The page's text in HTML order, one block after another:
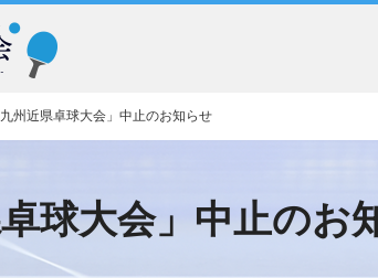
九州近県卓球大会」中止のお知らせ
卓球大会」中止のお